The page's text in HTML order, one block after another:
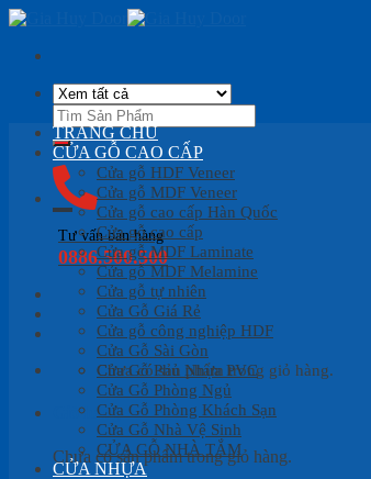
Skip
content
Tìm
kiếm:
Tư vấn bán hàng
0886.500.500
Chưa có sản phẩm trong giỏ hàng.
Giỏ hàng
Chưa có sản phẩm trong giỏ hàng.
TRANG CHỦ
CỬA GỖ CAO CẤP
Cửa gỗ HDF Veneer
Cửa gỗ MDF Veneer
Cửa gỗ cao cấp Hàn Quốc
Cửa gỗ cao cấp
Cửa gỗ MDF Laminate
Cửa gỗ MDF Melamine
Cửa gỗ tự nhiên
Cửa Gỗ Giá Rẻ
Cửa gỗ công nghiệp HDF
Cửa Gỗ Sài Gòn
Cửa Gỗ Phủ Nhựa PVC
Cửa Gỗ Phòng Ngủ
Cửa Gỗ Phòng Khách Sạn
Cửa Gỗ Nhà Vệ Sinh
CỬA GỖ NHÀ TẮM
CỬA NHỰA